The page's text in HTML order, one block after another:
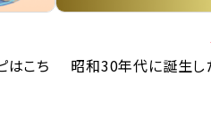
はこち
昭和30年代に誕生し